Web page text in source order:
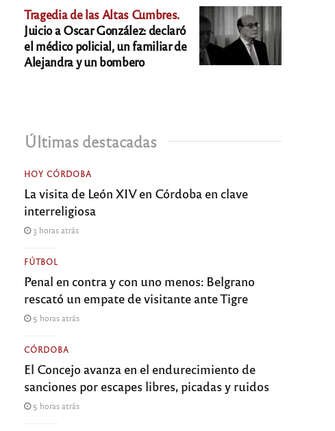
Tragedia de las Altas Cumbres.
Juicio a Oscar González: declaró
el médico policial, un familiar de
Alejandra y un bombero
Últimas destacadas
HOY CÓRDOBA
La visita de León XIV en Córdoba en clave
interreligiosa
3 horas atrás
FÚTBOL
Penal en contra y con uno menos: Belgrano
rescató un empate de visitante ante Tigre
5 horas atrás
CÓRDOBA
El Concejo avanza en el endurecimiento de
sanciones por escapes libres, picadas y ruidos
5 horas atrás